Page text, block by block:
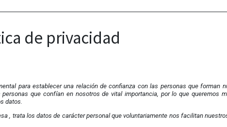
de privacidad
para establecer una relación de confianza con las personas que forman
que confían en nosotros de vital importancia, por lo que queremos
datos.
, trata los datos de carácter personal que voluntariamente nos facilitan